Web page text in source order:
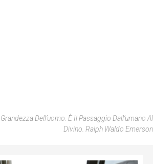
Dell’uomo. È Il Passaggio Dall’umano Al
Divino. Ralph Waldo Emerson